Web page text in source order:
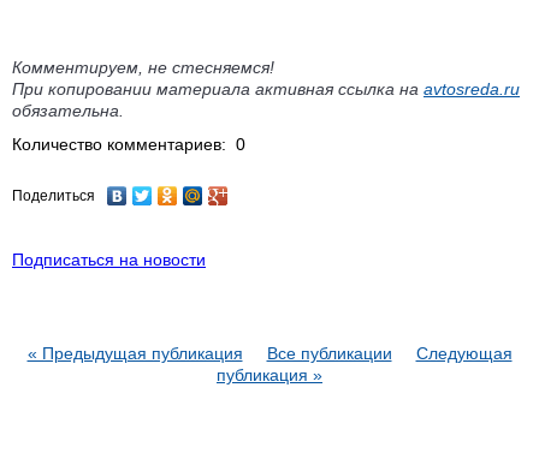
Комментируем, не стесняемся!
При копировании материала активная ссылка на avtosreda.ru
обязательна.
Количество комментариев: 0
Поделиться
Подписаться на новости
« Предыдущая публикация Все публикации
Следующая
публикация »